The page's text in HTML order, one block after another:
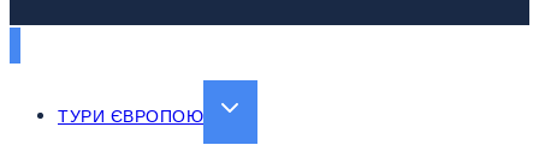
ТУРИ ЄВРОПОЮ
EXPAND